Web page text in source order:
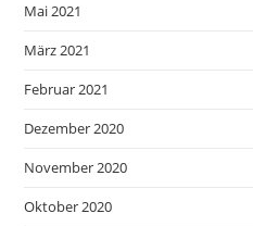
Mai 2021
März 2021
Februar 2021
Dezember 2020
November 2020
Oktober 2020